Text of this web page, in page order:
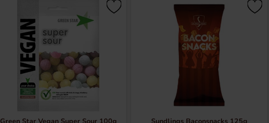
Green Star Vegan Super Sour 100g Sundlings Baconsnacks 125g